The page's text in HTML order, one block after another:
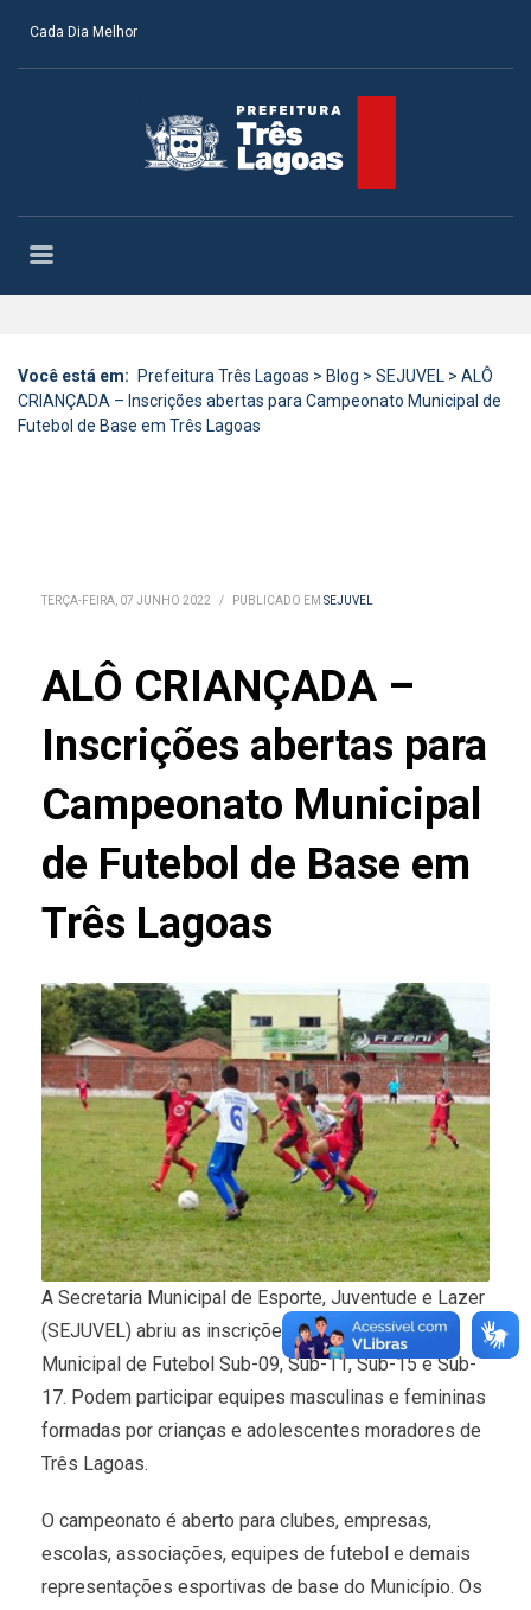
Cada Dia Melhor
Você está em: Prefeitura Três Lagoas > Blog > SEJUVEL > ALÔ
CRIANÇADA – Inscrições abertas para Campeonato Municipal de
Futebol de Base em Três Lagoas
TERÇA-FEIRA, 07 JUNHO 2022 / PUBLICADO EM SEJUVEL
ALÔ CRIANÇADA –
Inscrições abertas para
Campeonato Municipal
de Futebol de Base em
Três Lagoas
A Secretaria Municipal de Esporte, Juventude e Lazer
(SEJUVEL) abriu as inscrições para o Campeonato
Municipal de Futebol Sub-09, Sub-11, Sub-15 e Sub-
17. Podem participar equipes masculinas e femininas
formadas por crianças e adolescentes moradores de
Três Lagoas.
O campeonato é aberto para clubes, empresas,
escolas, associações, equipes de futebol e demais
representações esportivas de base do Município. Os